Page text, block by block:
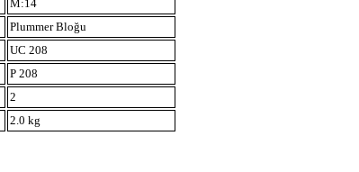
M:14
Plummer Bloğu
UC 208
P 208
2
2.0 kg